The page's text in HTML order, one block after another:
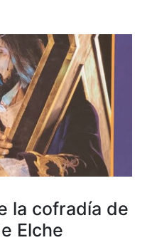
la cofradía de
Elche